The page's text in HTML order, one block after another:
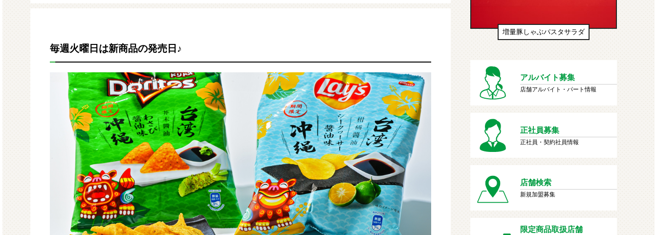
毎週火曜日は新商品の発売日♪
生ドーナツ（わたあめ味風）
アルバイト募集
店舗アルバイト・パート情報
正社員募集
正社員・契約社員情報
店舗検索
新規加盟募集
限定商品取扱店舗